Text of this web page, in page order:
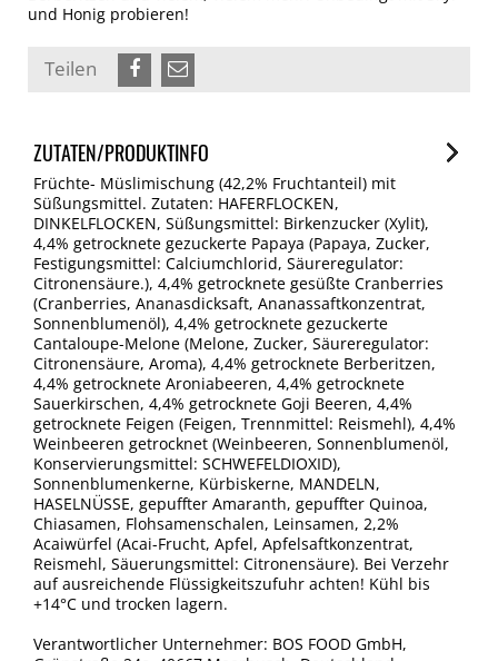
und Honig probieren!
Teilen
ZUTATEN/PRODUKTINFO
Früchte- Müslimischung (42,2% Fruchtanteil) mit
Süßungsmittel. Zutaten: HAFERFLOCKEN,
DINKELFLOCKEN, Süßungsmittel: Birkenzucker (Xylit),
4,4% getrocknete gezuckerte Papaya (Papaya, Zucker,
Festigungsmittel: Calciumchlorid, Säureregulator:
Citronensäure.), 4,4% getrocknete gesüßte Cranberries
(Cranberries, Ananasdicksaft, Ananassaftkonzentrat,
Sonnenblumenöl), 4,4% getrocknete gezuckerte
Cantaloupe-Melone (Melone, Zucker, Säureregulator:
Citronensäure, Aroma), 4,4% getrocknete Berberitzen,
4,4% getrocknete Aroniabeeren, 4,4% getrocknete
Sauerkirschen, 4,4% getrocknete Goji Beeren, 4,4%
getrocknete Feigen (Feigen, Trennmittel: Reismehl), 4,4%
Weinbeeren getrocknet (Weinbeeren, Sonnenblumenöl,
Konservierungsmittel: SCHWEFELDIOXID),
Sonnenblumenkerne, Kürbiskerne, MANDELN,
HASELNÜSSE, gepuffter Amaranth, gepuffter Quinoa,
Chiasamen, Flohsamenschalen, Leinsamen, 2,2%
Acaiwürfel (Acai-Frucht, Apfel, Apfelsaftkonzentrat,
Reismehl, Säuerungsmittel: Citronensäure). Bei Verzehr
auf ausreichende Flüssigkeitszufuhr achten! Kühl bis
+14°C und trocken lagern.
Verantwortlicher Unternehmer: BOS FOOD GmbH,